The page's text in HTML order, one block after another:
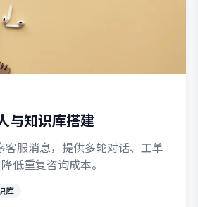
与知识库搭建
服消息，提供多轮对话、工单
低重复咨询成本。
库